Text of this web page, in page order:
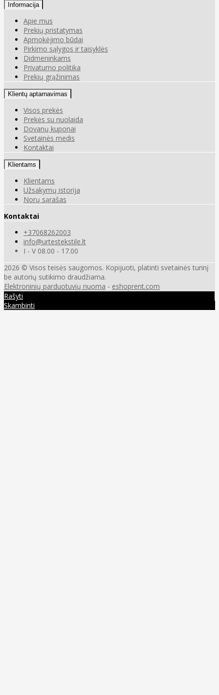
Informacija
Apie mus
Prekių pristatymas
Apmokėjimo būdai
Pirkimo sąlygos ir taisyklės
Didmeninkams
Privatumo politika
Prekių grąžinimas
Klientų aptarnavimas
Visos prekės
Prekės su nuolaida
Dovanų kuponai
Svetainės medis
Kontaktai
Klientams
Klientams
Užsakymų istorija
Norų sąrašas
Kontaktai
+37068262003
info@urtestekstile.lt
I - V 08.00 - 17.00
2026 © Visos teisės saugomos. Kopijuoti, platinti svetainės turinį
be autorių sutikimo draudžiama.
Elektroninių parduotuvių nuoma - eshoprent.com
Rašyti
Skambinti